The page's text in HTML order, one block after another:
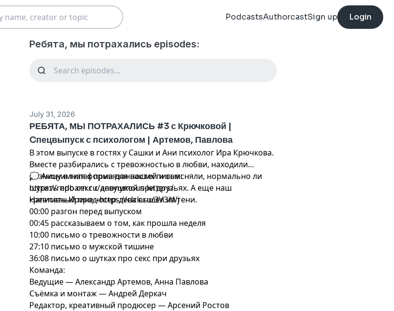
PodcastsAuthorcastSign up Login
Ребята, мы потрахались episodes:
July 31, 2026
РЕБЯТА, МЫ ПОТРАХАЛИСЬ #3 с Крючковой |
Cпецвыпуск с психологом | Артемов, Павлова
В этом выпуске в гостях у Сашки и Ани психолог Ира Крючкова.
Вместе разбирались с тревожностью в любви, находили
разницу в типах привязанностей и выясняли, нормально ли
шутить про секс с девушкой при друзьях. А еще наш
креативный продюсер-дева вышел из тени.
💭 Анонимная форма для ваших писем:
https://redbarn.ru/anonymous-letters/
Написать Ирине - https://clck.ru/3V3iWj
00:00 разгон перед выпуском
00:45 рассказываем о том, как прошла неделя
10:00 письмо о тревожности в любви
27:10 письмо о мужской тишине
36:08 письмо о шутках про секс при друзьях
Команда:
Ведущие — Александр Артемов, Анна Павлова
Съёмка и монтаж — Андрей Деркач
Редактор, креативный продюсер — Арсений Ростов